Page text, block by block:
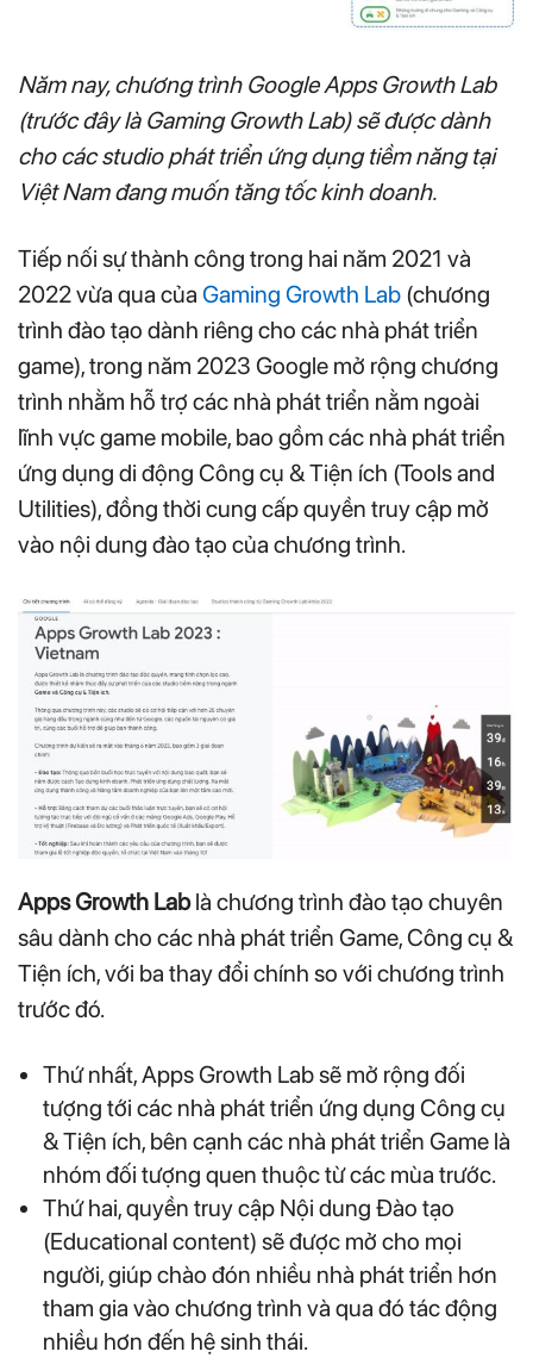
Năm nay, chương trình Google Apps Growth Lab
(trước đây là Gaming Growth Lab) sẽ được dành
cho các studio phát triển ứng dụng tiềm năng tại
Việt Nam đang muốn tăng tốc kinh doanh.
Tiếp nối sự thành công trong hai năm 2021 và
2022 vừa qua của Gaming Growth Lab (chương
trình đào tạo dành riêng cho các nhà phát triển
game), trong năm 2023 Google mở rộng chương
trình nhằm hỗ trợ các nhà phát triển nằm ngoài
lĩnh vực game mobile, bao gồm các nhà phát triển
ứng dụng di động Công cụ & Tiện ích (Tools and
Utilities), đồng thời cung cấp quyền truy cập mở
vào nội dung đào tạo của chương trình.
Apps Growth Lablà chương trình đào tạo chuyên
sâu dành cho các nhà phát triển Game, Công cụ &
Tiện ích, với ba thay đổi chính so với chương trình
trước đó.
Thứ nhất, Apps Growth Lab sẽ mở rộng đối
tượng tới các nhà phát triển ứng dụng Công cụ
& Tiện ích, bên cạnh các nhà phát triển Game là
nhóm đối tượng quen thuộc từ các mùa trước.
Thứ hai, quyền truy cập Nội dung Đào tạo
(Educational content) sẽ được mở cho mọi
người, giúp chào đón nhiều nhà phát triển hơn
tham gia vào chương trình và qua đó tác động
nhiều hơn đến hệ sinh thái.